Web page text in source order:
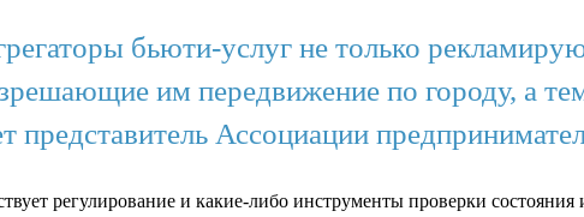
бьюти-услуг не только
им передвижение по городу, а
Ассоциации
регулирование и какие-либо инструменты проверки состояния